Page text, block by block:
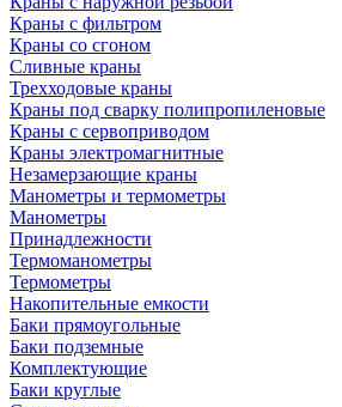
Краны с фильтром
Краны со сгоном
Сливные краны
Трехходовые краны
Краны под сварку полипропиленовые
Краны с сервоприводом
Краны электромагнитные
Незамерзающие краны
Манометры и термометры
Манометры
Принадлежности
Термоманометры
Термометры
Накопительные емкости
Баки прямоугольные
Баки подземные
Комплектующие
Баки круглые